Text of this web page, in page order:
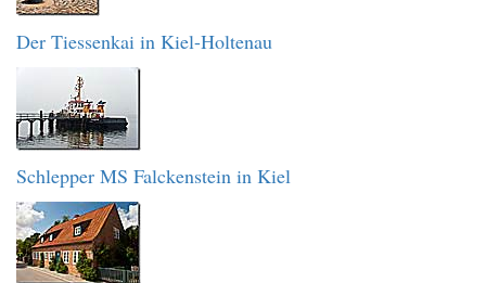
Der Tiessenkai in Kiel-Holtenau
Schlepper MS Falckenstein in Kiel